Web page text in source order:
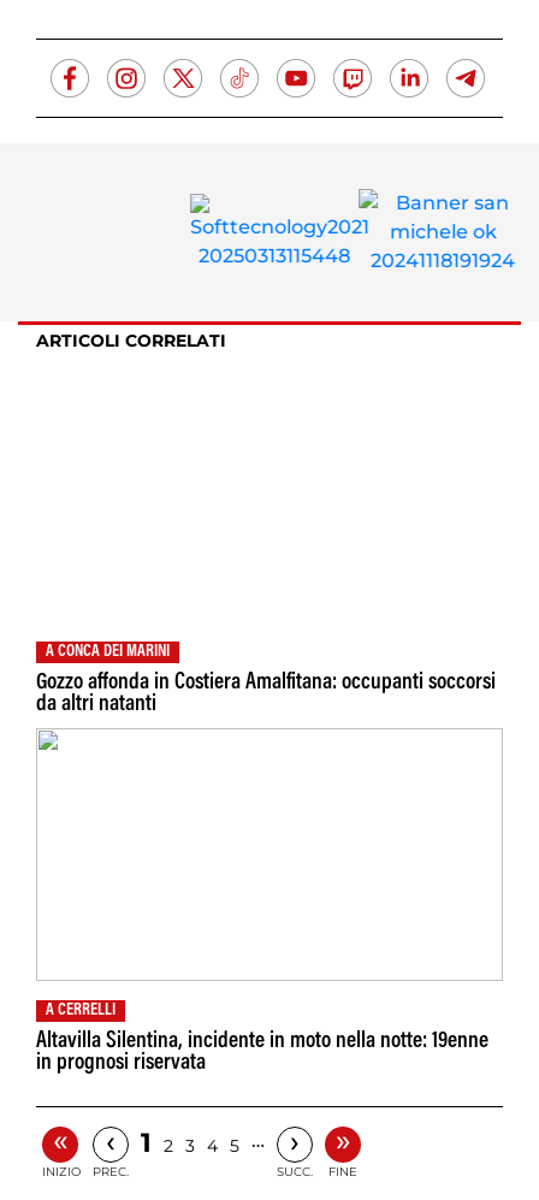
ARTICOLI CORRELATI
A CONCA DEI MARINI
Gozzo affonda in Costiera Amalfitana: occupanti soccorsi
da altri natanti
A CERRELLI
Altavilla Silentina, incidente in moto nella notte: 19enne
in prognosi riservata
«
INIZIO
‹
PREC.
1 2 3 4 5 … ›
SUCC.
»
FINE